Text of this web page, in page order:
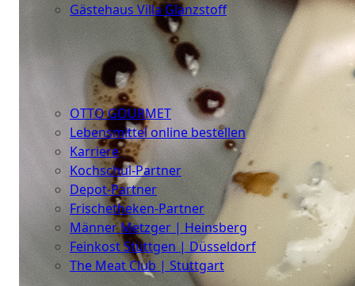
Gästehaus Villa Glanzstoff
Gutscheine
OTTO GOURMET
Lebensmittel online bestellen
Karriere
Kochschul-Partner
Depot-Partner
Frischetheken-Partner
Männer Metzger | Heinsberg
Feinkost Stüttgen | Düsseldorf
The Meat Club | Stuttgart